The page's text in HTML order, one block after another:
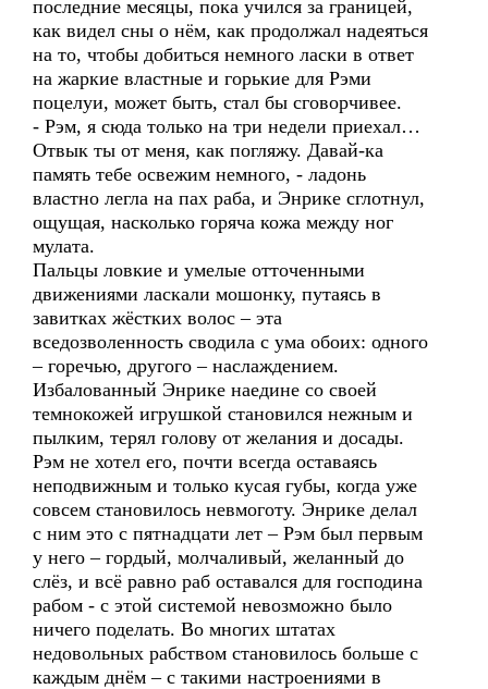
последние месяцы, пока учился за границей,
как видел сны о нём, как продолжал надеяться
на то, чтобы добиться немного ласки в ответ
на жаркие властные и горькие для Рэми
поцелуи, может быть, стал бы сговорчивее.
- Рэм, я сюда только на три недели приехал…
Отвык ты от меня, как погляжу. Давай-ка
память тебе освежим немного, - ладонь
властно легла на пах раба, и Энрике сглотнул,
ощущая, насколько горяча кожа между ног
мулата.
Пальцы ловкие и умелые отточенными
движениями ласкали мошонку, путаясь в
завитках жёстких волос – эта
вседозволенность сводила с ума обоих: одного
– горечью, другого – наслаждением.
Избалованный Энрике наедине со своей
темнокожей игрушкой становился нежным и
пылким, терял голову от желания и досады.
Рэм не хотел его, почти всегда оставаясь
неподвижным и только кусая губы, когда уже
совсем становилось невмоготу. Энрике делал
с ним это с пятнадцати лет – Рэм был первым
у него – гордый, молчаливый, желанный до
слёз, и всё равно раб оставался для господина
рабом - с этой системой невозможно было
ничего поделать. Во многих штатах
недовольных рабством становилось больше с
каждым днём – с такими настроениями в